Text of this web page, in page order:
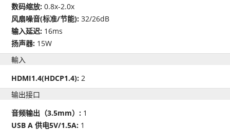
数码缩放:0.8x-2.0x
风扇噪音(标准/节能):32/26dB
输入延迟: 16ms
扬声器: 15W
輸入
HDMI1.4(HDCP1.4):2
输出接口
音频输出（3.5mm）: 1
USB A 供电5V/1.5A: 1